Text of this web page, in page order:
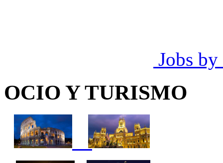
Jobs by
OCIO Y TURISMO